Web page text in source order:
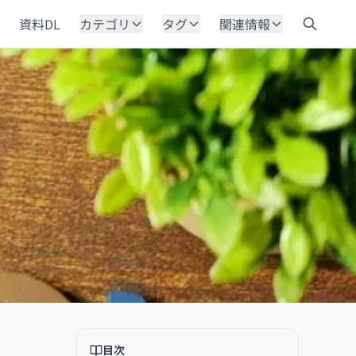
資料DL カテゴリ タグ 関連情報
目次